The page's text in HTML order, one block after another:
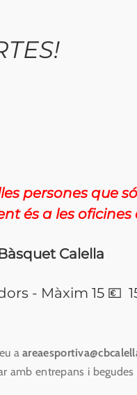
persones que
és a les oficines
Calella
- Màxim 15 💶
a
amb entrepans i